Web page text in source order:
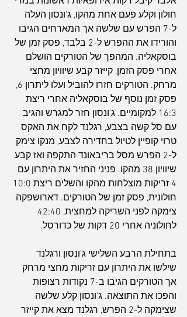
חולון וקלע פעם אחת מהקו, ג'ונסון העלה
ל-7 הפרש עם שלשה אך המארחים הגיבו
והורידו את ההפרש ל-2 בלבד, פסק זמן של
בוסקאליה. המהפך של הטורקים הושלם
אחרי פסק הזמן, קייזר קבע שיוויון מחצי
מרחק. הטורקים חזרו להוביל ועלו ליתרון 6,
פסק זמן נוסף של בוסקאליה אחרי ריצת
16:3 למקומיים. ג'ונסון חזר למגרש והגיב
עם סל קשה בצבע, רגלנד לקח את האקס
טרוי קופיין לטיול בחדירה לצבע, מנקו צימק
ל-2 הפרש מסל בריבאונד התקפה ואז קבע
שיוויון 38 מהקו. פניני החזיר את היתרון עם
חולונית, פסק זמן של הטורקים. דארושפקה
לחולוניה אחרי 20 דקות של כדורסל.
בתחילת הרבע השלישי ג'ונסון ורגלנד
שילשו את היתרון עם זריקות מחצי מרחק
אך הטורקים הגיבו ב-7 נקודות רצופות
והפכו את התוצאה. ג'ונסון קלע שלשה
שצימקה ל-2 הפרש, רגלנד מצא את קייזר